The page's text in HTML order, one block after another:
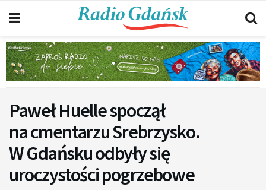
Paweł Huelle spoczął
na cmentarzu Srebrzysko.
W Gdańsku odbyły się
uroczystości pogrzebowe